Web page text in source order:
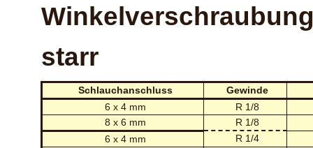
starr
Schlauchanschluss
Gewinde
6 x 4 mm
R 1/8
8 x 6 mm
R 1/8
6 x 4 mm
R 1/4